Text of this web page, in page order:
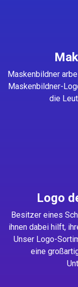
Maskenbildner
Maskenbildner-
die
Logo
Besitzer eines
ihnen dabei hilft,
Unser Logo-
eine